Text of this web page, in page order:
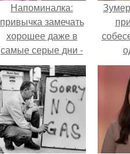
Напоминалка:
привычка замечать
хорошее даже в
самые серые дни -
это не очередная
сказка из книг по
саморазвитию.